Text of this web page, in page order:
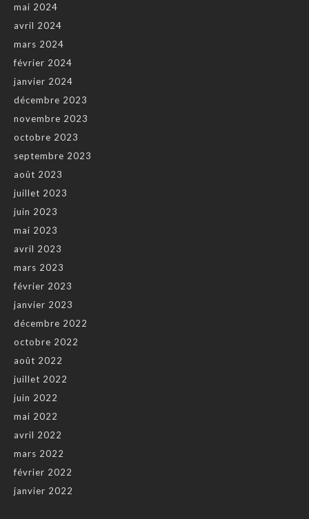
mai 2024
avril 2024
mars 2024
février 2024
janvier 2024
décembre 2023
novembre 2023
octobre 2023
septembre 2023
août 2023
juillet 2023
juin 2023
mai 2023
avril 2023
mars 2023
février 2023
janvier 2023
décembre 2022
octobre 2022
août 2022
juillet 2022
juin 2022
mai 2022
avril 2022
mars 2022
février 2022
janvier 2022